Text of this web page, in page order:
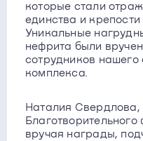
которые стали
единства и
Уникальные
нефрита были
сотрудников нашего
комплекса.
Наталия Свердлова,
вручая награды,